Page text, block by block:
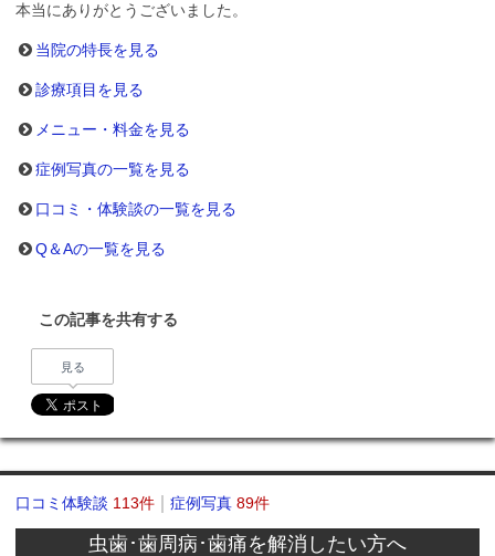
本当にありがとうございました。
当院の特長を見る
診療項目を見る
メニュー・料金を見る
症例写真の一覧を見る
口コミ・体験談の一覧を見る
Q＆Aの一覧を見る
この記事を共有する
見る
口コミ体験談 113件 症例写真89件
虫歯･歯周病･歯痛を解消したい方へ